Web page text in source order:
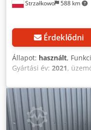
Strzałkowo 588 km
Érdeklődni
Állapot: használt,
Gyártási év: 2021,
1
elektromos, oszlop
1 940 mm , hajtástípus:
Dodszrq R Ispfx Ah
Használatra kész és